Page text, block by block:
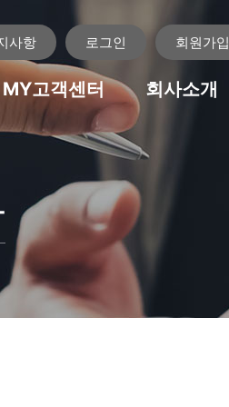
사항 로그인 회원가입
MY고객센터 회사소개